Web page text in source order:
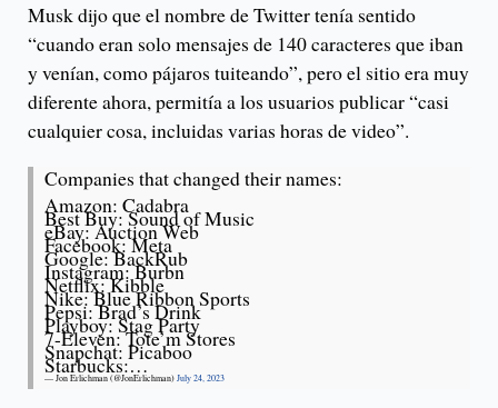
Musk dijo que el nombre de Twitter tenía sentido
“cuando eran solo mensajes de 140 caracteres que iban
y venían, como pájaros tuiteando”, pero el sitio era muy
diferente ahora, permitía a los usuarios publicar “casi
cualquier cosa, incluidas varias horas de video”.
Companies that changed their names:
Amazon: Cadabra
Best Buy: Sound of Music
eBay: Auction Web
Facebook: Meta
Google: BackRub
Instagram: Burbn
Netflix: Kibble
Nike: Blue Ribbon Sports
Pepsi: Brad’s Drink
Playboy: Stag Party
7-Eleven: Tote’m Stores
Snapchat: Picaboo
Starbucks:…
— Jon Erlichman (@JonErlichman) July 24, 2023